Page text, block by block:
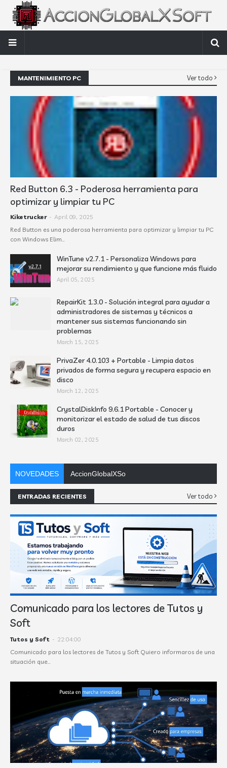
MANTENIMIENTO PC Ver todo
Red Button 6.3 - Poderosa herramienta para
optimizar y limpiar tu PC
Kiketrucker - April 09, 2025
Red Button es una poderosa herramienta para optimizar y limpiar tu PC
con Windows Elim…
WinTune v2.7.1 - Personaliza Windows para
mejorar su rendimiento y que funcione más fluido
April 05, 2025
RepairKit 1.3.0 - Solución integral para ayudar a
administradores de sistemas y técnicos a
mantener sus sistemas funcionando sin
problemas
March 15, 2025
PrivaZer 4.0.103 + Portable - Limpia datos
privados de forma segura y recupera espacio en
disco
March 12, 2025
CrystalDiskInfo 9.6.1 Portable - Conocer y
monitorizar el estado de salud de tus discos
duros
March 02, 2025
NOVEDADES AccionGlobalXSoft se muda a Tutos y Soft
ENTRADAS RECIENTES Ver todo
Comunicado para los lectores de Tutos y
Soft
Tutos y Soft - 22:04:00
Comunicado para los lectores de Tutos y Soft Quiero informaros de una
situación que…